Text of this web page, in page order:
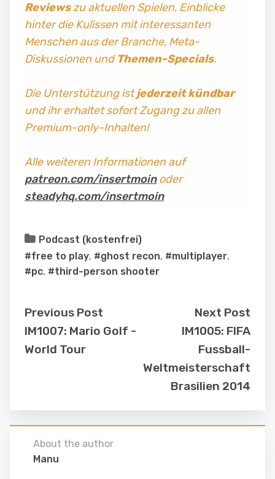
Reviewszu aktuellen Spielen, Einblicke
hinter die Kulissen mit interessanten
Menschen aus der Branche, Meta-
Diskussionen und Themen-Specials.
Die Unterstützung istjederzeit kündbar
und ihr erhaltet sofort Zugang zu allen
Premium-only-Inhalten!
Alle weiteren Informationen auf
patreon.com/insertmoinoder
steadyhq.com/insertmoin
Podcast (kostenfrei)
#free to play, #ghost recon, #multiplayer,
#pc, #third-person shooter
Previous Post
IM1007: Mario Golf -
World Tour
Next Post
IM1005: FIFA
Fussball-
Weltmeisterschaft
Brasilien 2014
About the author
Manu